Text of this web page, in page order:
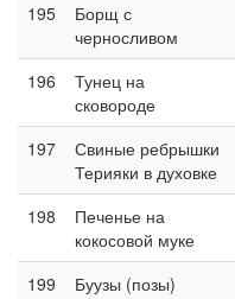
195
Борщ с
черносливом
196
Тунец на
сковороде
197
Свиные ребрышки
Терияки в духовке
198
Печенье на
кокосовой муке
199
Буузы (позы)